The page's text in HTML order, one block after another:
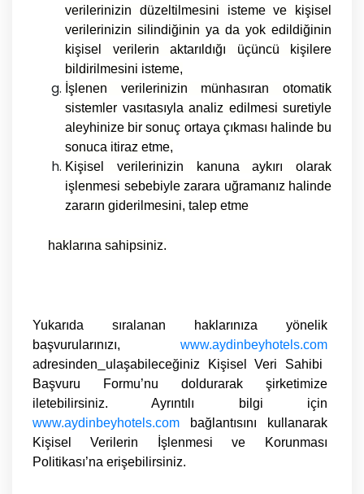
verilerinizin düzeltilmesini isteme ve kişisel
verilerinizin silindiğinin ya da yok edildiğinin
kişisel verilerin aktarıldığı üçüncü kişilere
bildirilmesini isteme,
İşlenen verilerinizin münhasıran otomatik
sistemler vasıtasıyla analiz edilmesi suretiyle
aleyhinize bir sonuç ortaya çıkması halinde bu
sonuca itiraz etme,
Kişisel verilerinizin kanuna aykırı olarak
işlenmesi sebebiyle zarara uğramanız halinde
zararın giderilmesini, talep etme
haklarına sahipsiniz.
Yukarıda sıralanan haklarınıza yönelik
başvurularınızı, www.aydinbeyhotels.com
adresinden
ulaşabileceğiniz
Kişisel Veri Sahibi
Başvuru Formu’nu doldurarak şirketimize
iletebilirsiniz. Ayrıntılı bilgi için
www.aydinbeyhotels.com bağlantısını kullanarak
Kişisel Verilerin İşlenmesi ve Korunması
Politikası’na erişebilirsiniz.